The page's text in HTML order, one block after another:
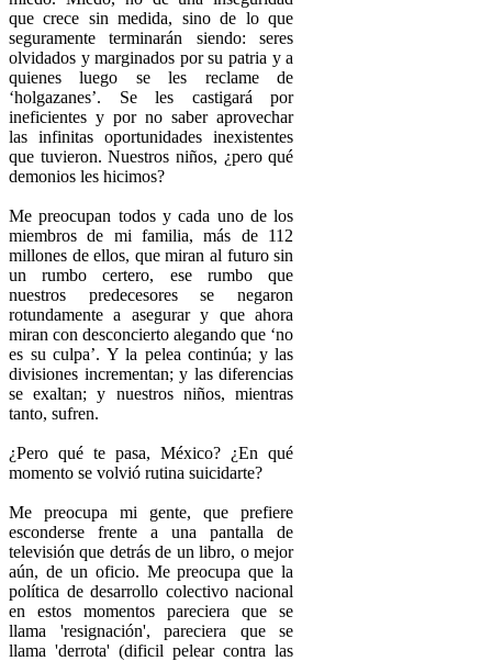
que crece sin medida, sino de lo que
seguramente terminarán siendo: seres
olvidados y marginados por su patria y a
quienes luego se les reclame de
‘holgazanes’. Se les castigará por
ineficientes y por no saber aprovechar
las infinitas oportunidades inexistentes
que tuvieron. Nuestros niños, ¿pero qué
demonios les hicimos?
Me preocupan todos y cada uno de los
miembros de mi familia, más de 112
millones de ellos, que miran al futuro sin
un rumbo certero, ese rumbo que
nuestros predecesores se negaron
rotundamente a asegurar y que ahora
miran con desconcierto alegando que ‘no
es su culpa’. Y la pelea continúa; y las
divisiones incrementan; y las diferencias
se exaltan; y nuestros niños, mientras
tanto, sufren.
¿Pero qué te pasa, México? ¿En qué
momento se volvió rutina suicidarte?
Me preocupa mi gente, que prefiere
esconderse frente a una pantalla de
televisión que detrás de un libro, o mejor
aún, de un oficio. Me preocupa que la
política de desarrollo colectivo nacional
en estos momentos pareciera que se
llama 'resignación', pareciera que se
llama 'derrota' (dificil pelear contra las